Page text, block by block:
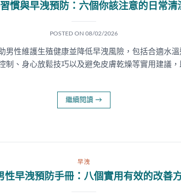
慣與早洩預防：六個你該注意的日常清
POSTED ON 08/02/2026
男性維護生殖健康並降低早洩風險，包括合適水
制、身心放鬆技巧以及避免皮膚乾燥等實用建議
繼續閱讀 →
早洩
性早洩預防手冊：八個實用有效的改善